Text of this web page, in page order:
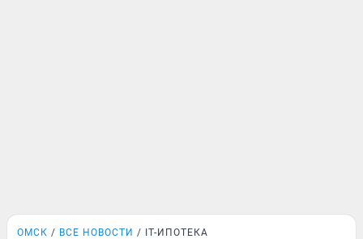
ОМСК ВСЕ НОВОСТИ IT-ИПОТЕКА